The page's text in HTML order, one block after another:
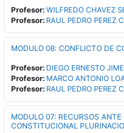
Profesor:WILFREDO CHAVEZ
Profesor: RAUL PEDRO PEREZ
MODULO 08: CONFLICTO DE
Profesor: DIEGO ERNESTO
Profesor: MARCO ANTONIO
Profesor: RAUL PEDRO PEREZ
MODULO 07: RECURSOS
CONSTITUCIONAL